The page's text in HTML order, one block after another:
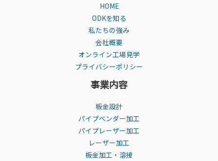
HOME
ODKを知る
私たちの強み
会社概要
オンライン工場見学
プライバシーポリシー
事業内容
板金設計
パイプベンダー加工
パイプレーザー加工
レーザー加工
板金加工・溶接